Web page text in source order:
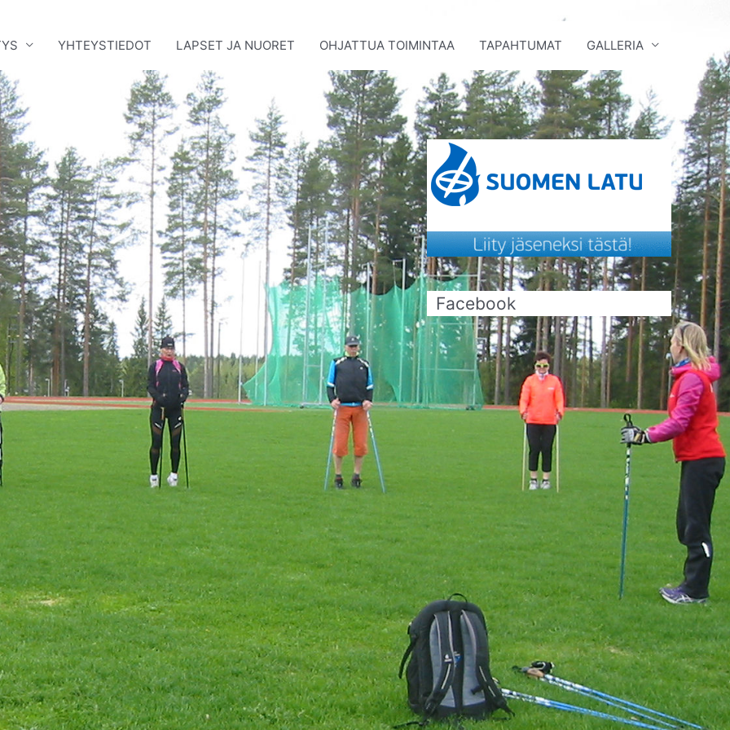
YHTEYSTIEDOT LAPSET JA NUORET OHJATTUA TOIMINTAA TAPAHTUMAT GALLERIA
Facebook